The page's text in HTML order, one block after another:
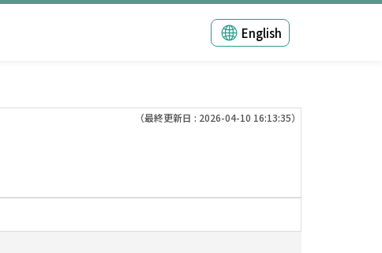
English
（最終更新日 : 2026-04-10 16:13:35）